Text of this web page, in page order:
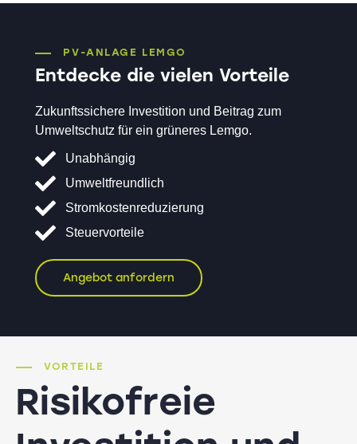
PV-ANLAGE LEMGO
Entdecke die vielen Vorteile
Zukunftssichere Investition und Beitrag zum
Umweltschutz für ein grüneres Lemgo.
Unabhängig
Umweltfreundlich
Stromkostenreduzierung
Steuervorteile
Angebot anfordern
VORTEILE
Risikofreie